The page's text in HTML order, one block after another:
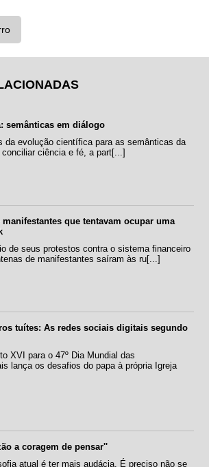
semânticas em diálogo
da evolução científica para as semânticas da
ciência e fé, a part[...]
que tentavam ocupar uma
de seus protestos contra o sistema financeiro
de manifestantes saíram às ru[...]
tuítes: As redes sociais digitais segundo
XVI para o 47º Dia Mundial das
lança os desafios do papa à própria Igreja
a coragem de pensar''
atual é ter mais audácia. É preciso não se